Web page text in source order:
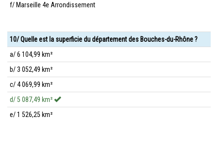
f/ Marseille 4e Arrondissement
10/ Quelle est la superficie du département des Bouches-du-Rhône ?
a/ 6 104,99 km²
b/ 3 052,49 km²
c/ 4 069,99 km²
d/ 5 087,49 km²
e/ 1 526,25 km²